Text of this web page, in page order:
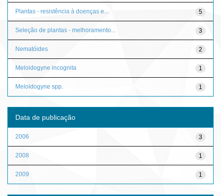
5
Plantas - resistência à doenças e...
3
Seleção de plantas - melhoramento...
2
Nematóides
1
Meloidogyne incognita
1
Meloidogyne spp.
Data de publicação
3
2006
1
2008
1
2009